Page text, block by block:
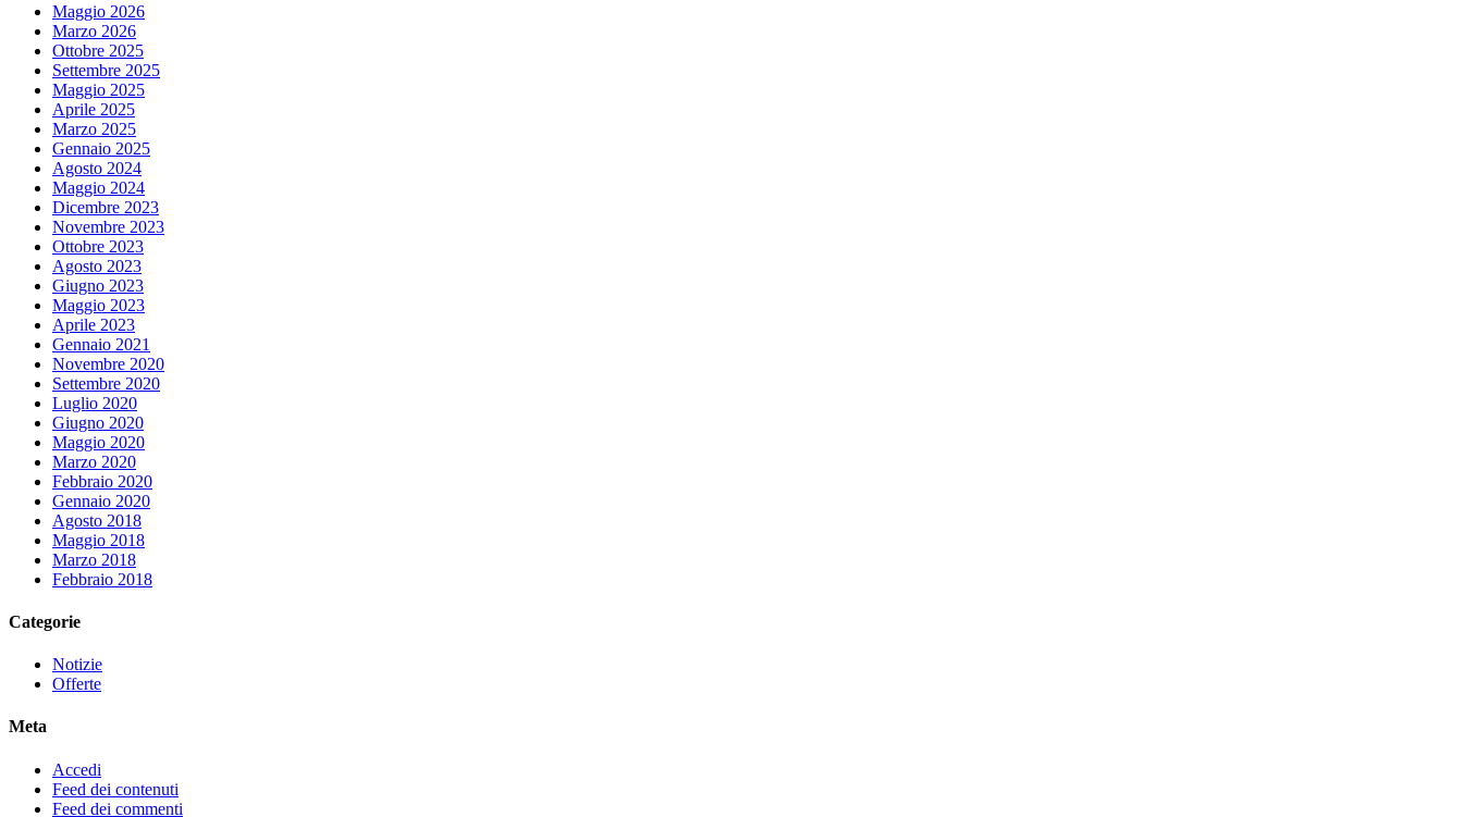
Maggio 2026
Marzo 2026
Ottobre 2025
Settembre 2025
Maggio 2025
Aprile 2025
Marzo 2025
Gennaio 2025
Agosto 2024
Maggio 2024
Dicembre 2023
Novembre 2023
Ottobre 2023
Agosto 2023
Giugno 2023
Maggio 2023
Aprile 2023
Gennaio 2021
Novembre 2020
Settembre 2020
Luglio 2020
Giugno 2020
Maggio 2020
Marzo 2020
Febbraio 2020
Gennaio 2020
Agosto 2018
Maggio 2018
Marzo 2018
Febbraio 2018
Categorie
Notizie
Offerte
Meta
Accedi
Feed dei contenuti
Feed dei commenti